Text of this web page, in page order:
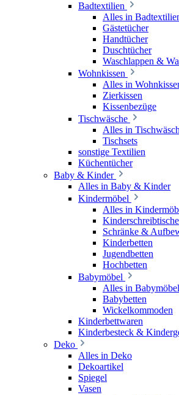
Badtextilien
Alles in
Gästetücher
Handtücher
Duschtücher
Waschlappen &
Wohnkissen
Alles in
Zierkissen
Kissenbezüge
Tischwäsche
Alles in
Tischsets
sonstige Textilien
Küchentücher
Baby & Kinder
Alles in Baby & Kinder
Kindermöbel
Alles in
Schränke &
Kinderbetten
Jugendbetten
Hochbetten
Babymöbel
Alles in Babymöbel
Babybetten
Wickelkommoden
Kinderbettwaren
Kinderbesteck &
Deko
Alles in Deko
Dekoartikel
Spiegel
Vasen